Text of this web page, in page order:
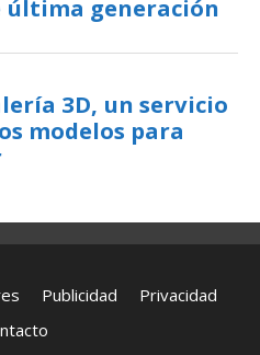
Publicidad
Privacidad